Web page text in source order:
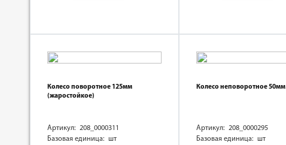
Колесо поворотное 125мм
(жаростойкое)
Артикул: 208_0000311
Базовая единица: шт
Колесо неповоротное 50мм
Артикул: 208_0000295
Базовая единица: шт